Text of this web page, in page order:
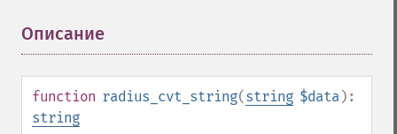
Описание
function radius_cvt_string(string $data):
string